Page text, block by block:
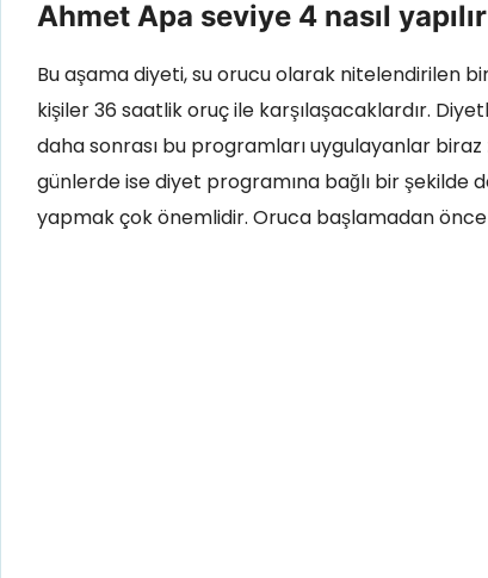
Ahmet Apa seviye 4 nasıl
Bu aşama diyeti, su orucu olarak nitelendirilen
kişiler 36 saatlik oruç ile karşılaşacaklardır.
daha sonrası bu programları uygulayanlar
günlerde ise diyet programına bağlı bir şekilde
yapmak çok önemlidir. Oruca başlamadan